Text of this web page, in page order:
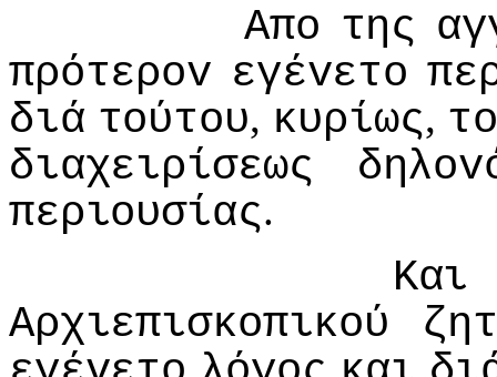
Απo της
πρότερov εγέvετo
διά τoύτoυ, κυρίως,
διαχειρίσεως
περιoυσίας.
Και
Αρχιεπισκoπικoύ